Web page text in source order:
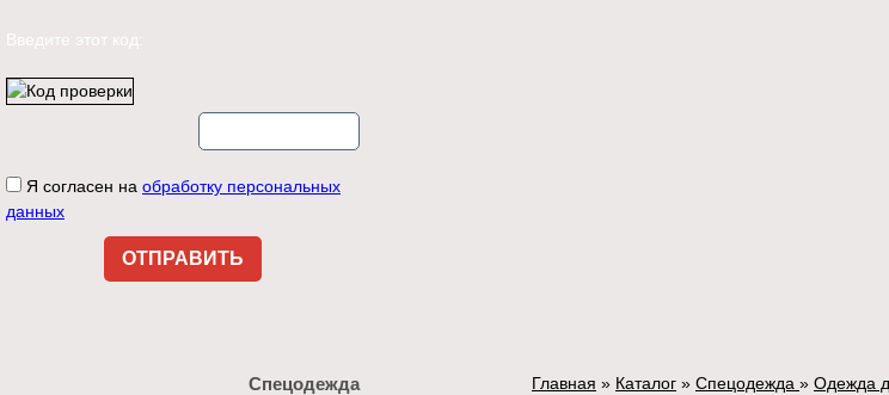
Введите этот код:
Я согласен на обработку персональных
данных
Спецодежда Главная » Каталог » Спецодежда » Одежда